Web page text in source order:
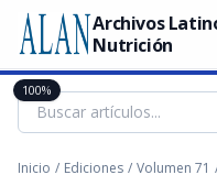
Archivos
Nutrición
Inicio / Ediciones / Volumen 71
100%